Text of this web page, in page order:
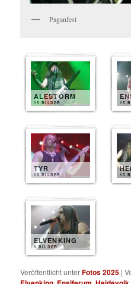
Paganfest
ALESTORM
15 BILDER 15
TYR
10 BILDER 10
ELVENKING
8 BILDER
Veröffentlicht unterFotos 2025 |